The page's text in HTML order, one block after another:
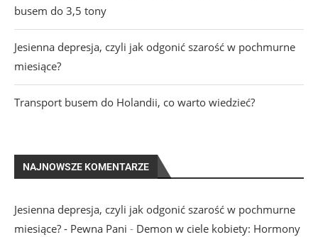
busem do 3,5 tony
Jesienna depresja, czyli jak odgonić szarość w pochmurne
miesiące?
Transport busem do Holandii, co warto wiedzieć?
NAJNOWSZE KOMENTARZE
Jesienna depresja, czyli jak odgonić szarość w pochmurne
miesiące? - Pewna Pani - Demon w ciele kobiety: Hormony